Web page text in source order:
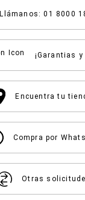
Llámanos: 01 8000
¡Garantias
Encuentra tu
Compra por
Otras